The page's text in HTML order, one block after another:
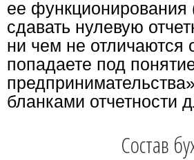
ее
сдавать нулевую
ни чем не
попадаете под
бланками отчетности
Состав